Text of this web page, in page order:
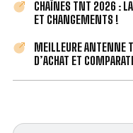
CHAÎNES TNT 2026 :
ET CHANGEMENTS !
MEILLEURE ANTENNE
D’ACHAT ET